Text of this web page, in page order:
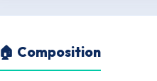
🏠 Composition